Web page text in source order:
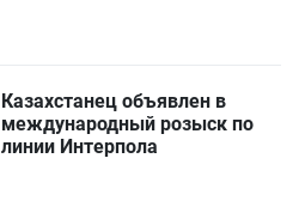
Казахстанец объявлен в
международный розыск по
линии Интерпола